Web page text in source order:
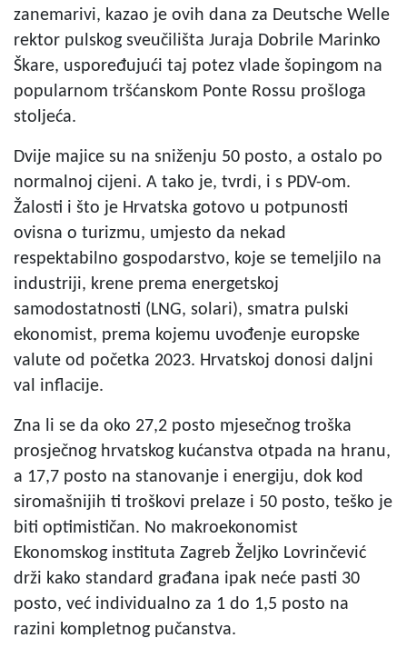
zanemarivi, kazao je ovih dana za Deutsche Welle
rektor pulskog sveučilišta Juraja Dobrile Marinko
Škare, uspoređujući taj potez vlade šopingom na
popularnom tršćanskom Ponte Rossu prošloga
stoljeća.
Dvije majice su na sniženju 50 posto, a ostalo po
normalnoj cijeni. A tako je, tvrdi, i s PDV-om.
Žalosti i što je Hrvatska gotovo u potpunosti
ovisna o turizmu, umjesto da nekad
respektabilno gospodarstvo, koje se temeljilo na
industriji, krene prema energetskoj
samodostatnosti (LNG, solari), smatra pulski
ekonomist, prema kojemu uvođenje europske
valute od početka 2023. Hrvatskoj donosi daljni
val inflacije.
Zna li se da oko 27,2 posto mjesečnog troška
prosječnog hrvatskog kućanstva otpada na hranu,
a 17,7 posto na stanovanje i energiju, dok kod
siromašnijih ti troškovi prelaze i 50 posto, teško je
biti optimističan. No makroekonomist
Ekonomskog instituta Zagreb Željko Lovrinčević
drži kako standard građana ipak neće pasti 30
posto, već individualno za 1 do 1,5 posto na
razini kompletnog pučanstva.